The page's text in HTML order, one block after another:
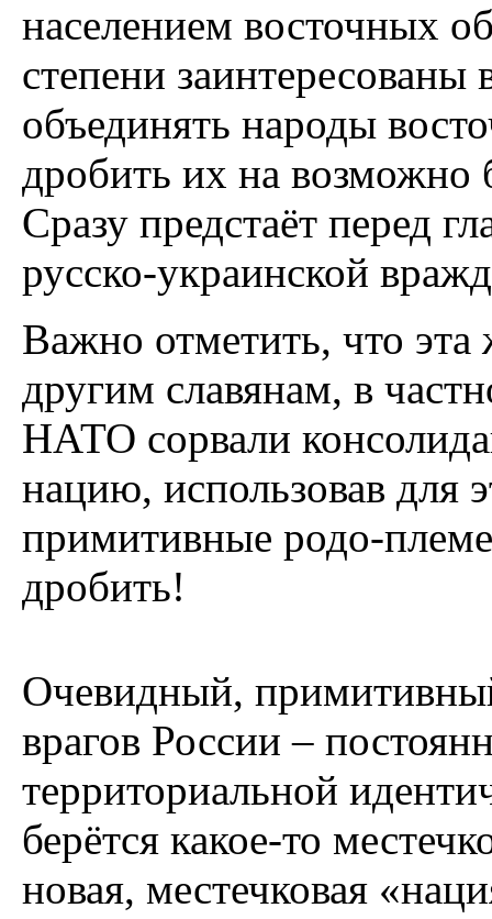
населением восточных
степени
объединять народы
дробить их на возможно
Сразу предстаёт перед
русско-украинской
Важно отметить, что эта
другим славянам, в
НАТО сорвали
нацию, использовав для
примитивные родо-
дробить!
Очевидный,
врагов России –
территориальной
берётся какое-то
новая, местечковая